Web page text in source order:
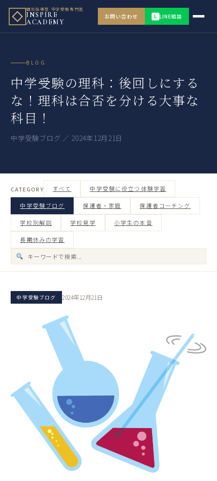
個別指導型 中学受験専門塾
INSPIRE
ACADEMY
お問い合わせ L LINE相談
BLOG
中学受験の理科：後回しにする
な！理科は合否を分ける大事な
科目！
中学受験ブログ ／ 2024年12月21日
CATEGORY すべて 中学受験に役立つ体験学習
中学受験ブログ 保護者・家庭 保護者コーチング
学校別解説 学校見学 小学生の本音
長期休みの学習
中学受験ブログ 2024年12月21日